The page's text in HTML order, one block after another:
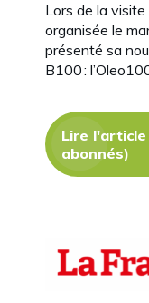
Lors de la visite
organisée le
présenté sa
B100 :
Lire
abonnés)